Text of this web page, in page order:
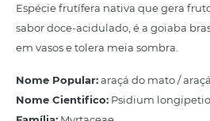
Espécie frutífera nativa que gera
sabor doce-acidulado, é a goiaba
em vasos e tolera meia sombra.
Nome Popular:araçá do mato /
Nome Cientifico: Psidium